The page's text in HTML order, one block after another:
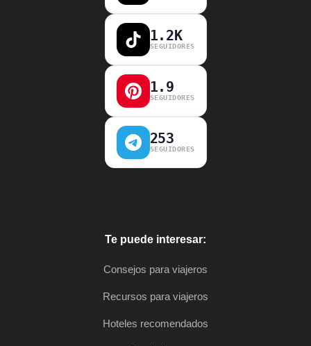
1.2K
SEGUIDORES
1.9
SEGUIDORES
253
SEGUIDORES
Te puede interesar:
Consejos para viajeros
Recursos para viajeros
Hoteles recomendados